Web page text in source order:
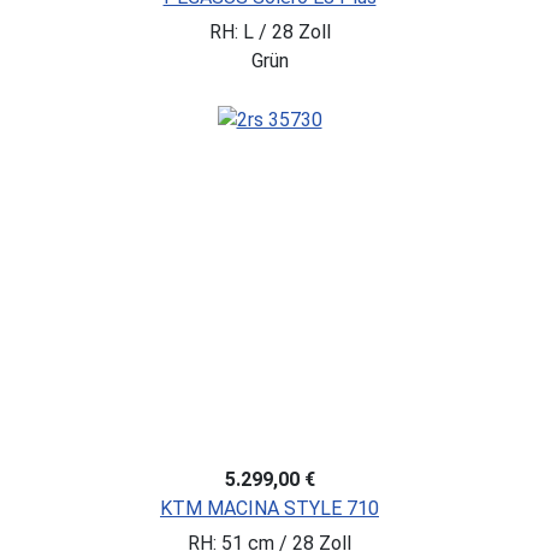
RH: L / 28 Zoll
Grün
5.299,00 €
KTM MACINA STYLE 710
RH: 51 cm / 28 Zoll